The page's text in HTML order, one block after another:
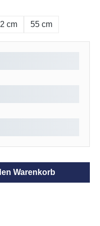
cm 55 cm
gewünschten
Warenkorb